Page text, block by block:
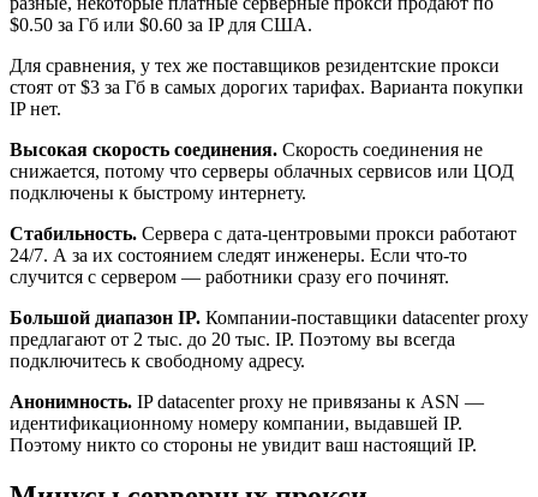
$0.50 за Гб или $0.60 за IP для США.
Для сравнения, у тех же поставщиков резидентские прокси
стоят от $3 за Гб в самых дорогих тарифах. Варианта покупки
IP нет.
Высокая скорость соединения. Скорость соединения не
снижается, потому что серверы облачных сервисов или ЦОД
подключены к быстрому интернету.
Стабильность. Сервера с дата-центровыми прокси работают
24/7. А за их состоянием следят инженеры. Если что-то
случится с сервером — работники сразу его починят.
Большой диапазон IP. Компании-поставщики datacenter proxy
предлагают от 2 тыс. до 20 тыс. IP. Поэтому вы всегда
подключитесь к свободному адресу.
Анонимность. IP datacenter proxy не привязаны к ASN —
идентификационному номеру компании, выдавшей IP.
Поэтому никто со стороны не увидит ваш настоящий IP.